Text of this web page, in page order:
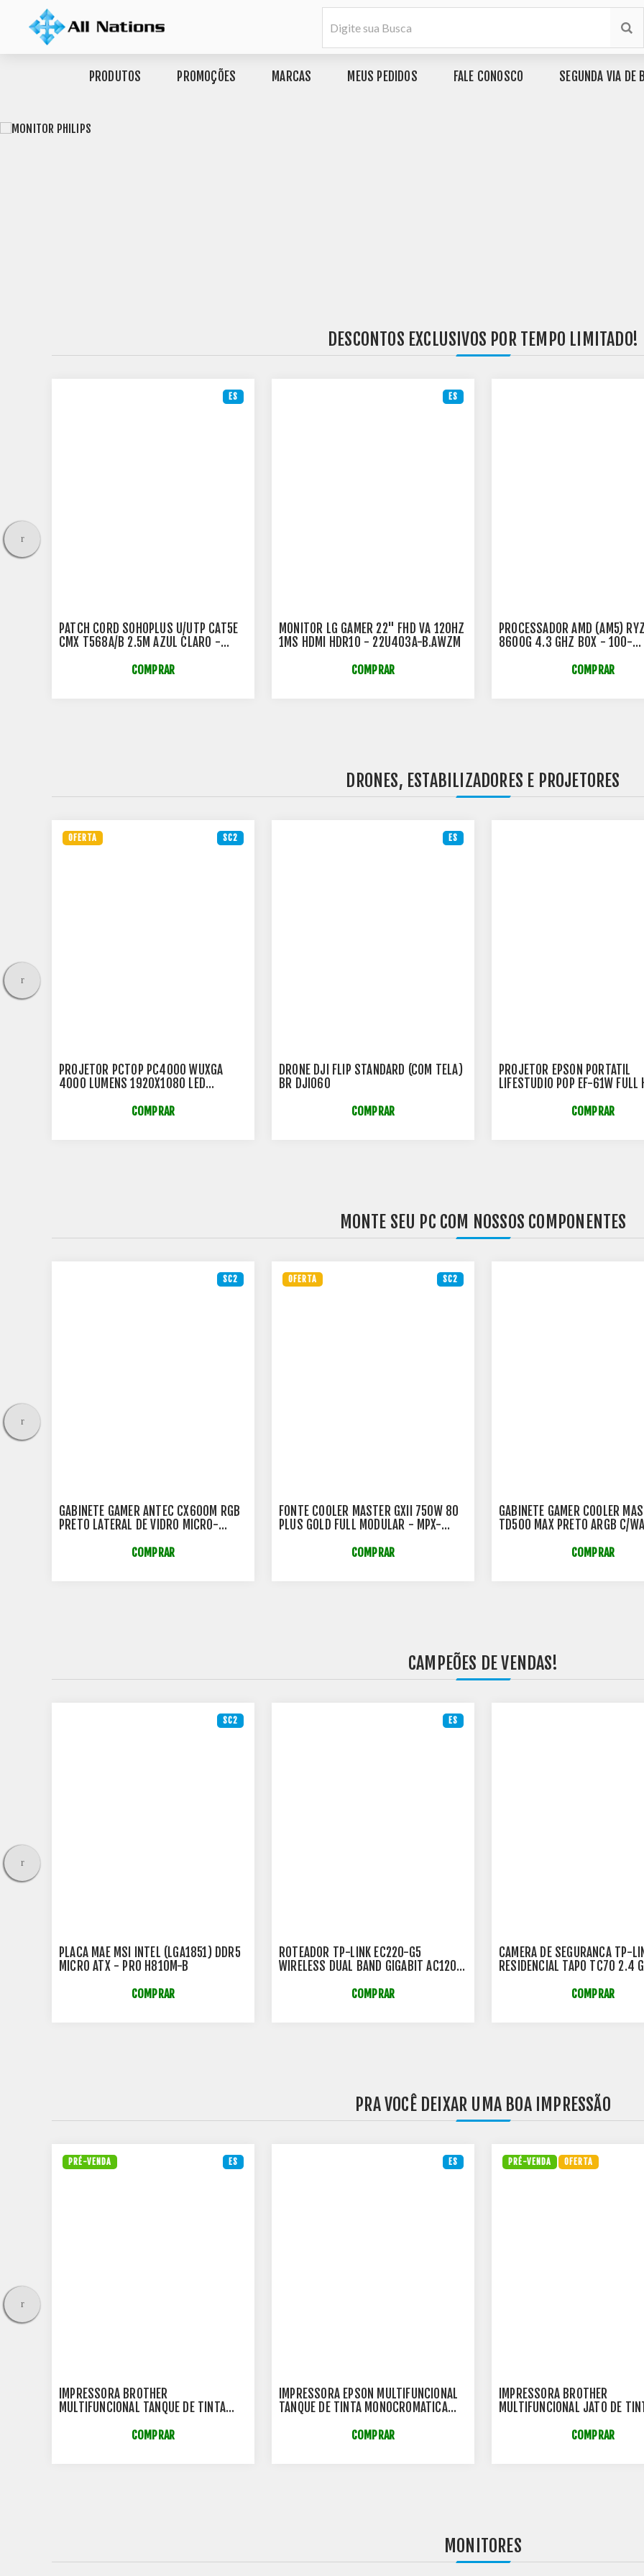
PRODUTOS PROMOÇÕES MARCAS MEUS PEDIDOS FALE CONOSCO SEGUNDA VIA DE
DESCONTOS EXCLUSIVOS POR TEMPO LIMITADO!
ES
PATCH CORD SOHOPLUS U/UTP CAT5E
CMX T568A/B 2.5M AZUL CLARO -
COMPRAR
ES
MONITOR LG GAMER 22" FHD VA 120HZ
1MS HDMI HDR10 - 22U403A-B.AWZM
COMPRAR
PROCESSADOR AMD (AM5)
8600G 4.3 GHZ BOX - 100-
COMPRAR
DRONES, ESTABILIZADORES E PROJETORES
SC2
OFERTA
PROJETOR PCTOP PC4000 WUXGA
4000 LUMENS 1920X1080 LED
COMPRAR
ES
DRONE DJI FLIP STANDARD (COM TELA)
BR DJI060
COMPRAR
PROJETOR EPSON PORTÁTIL
LIFESTUDIO POP EF-61W
COMPRAR
MONTE SEU PC COM NOSSOS COMPONENTES
SC2
GABINETE GAMER ANTEC CX600M RGB
PRETO LATERAL DE VIDRO MICRO-
COMPRAR
SC2
OFERTA
FONTE COOLER MASTER GXII 750W 80
PLUS GOLD FULL MODULAR - MPX-
COMPRAR
GABINETE GAMER COOLER
TD500 MAX PRETO ARGB C/
TD500V2-MGNN85-SL0
COMPRAR
CAMPEÕES DE VENDAS!
SC2
PLACA MAE MSI INTEL (LGA1851) DDR5
MICRO ATX - PRO H810M-B
COMPRAR
ES
ROTEADOR TP-LINK EC220-G5
WIRELESS DUAL BAND GIGABIT AC1200
COMPRAR
CAMERA DE SEGURANCA TP-
RESIDENCIAL TAPO TC70 2.4
COMPRAR
PRA VOCÊ DEIXAR UMA BOA IMPRESSÃO
ES
PRÉ-VENDA
IMPRESSORA BROTHER
MULTIFUNCIONAL TANQUE DE TINTA
COMPRAR
ES
IMPRESSORA EPSON MULTIFUNCIONAL
TANQUE DE TINTA MONOCROMATICA
COMPRAR
PRÉ-VENDA OFERTA
IMPRESSORA BROTHER
MULTIFUNCIONAL JATO DE
(SUBSTITUTA DCPT420W -
COMPRAR
MONITORES